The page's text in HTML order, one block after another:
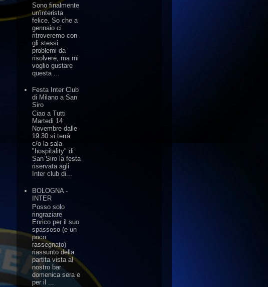
Sono finalmente
un'interista
felice. So che a
gennaio ci
ritroveremo con
gli stessi
problemi da
risolvere, ma mi
voglio gustare
questa ...
Festa Inter Club
di Milano a San
Siro
Ciao a Tutti
Martedi 14
Novembre dalle
19.30 si terrà
c/o la sala
"hospitality" di
San Siro la festa
riservata agli
Inter club di...
BOLOGNA -
INTER
Posso solo
ringraziare
Enrico per il suo
spassoso (e un
poco
rassegnato)
riassunto della
partita vista al
nostro bar
domenica sera e
per il ...